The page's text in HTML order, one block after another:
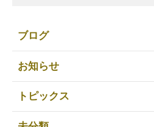
ブログ
お知らせ
トピックス